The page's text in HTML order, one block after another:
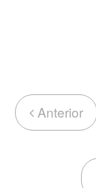
Anterior